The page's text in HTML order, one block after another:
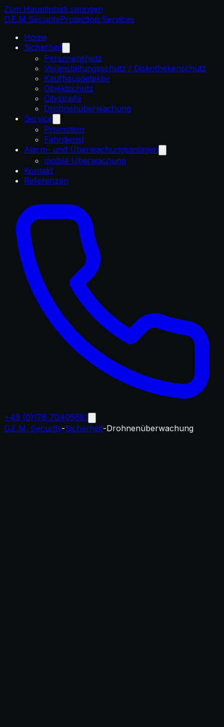
Zum Hauptinhalt springen
D.E.M SecurityProtection Services
Home
Sicherheit
Personenshutz
Veranstaltungsschutz / Diskothekenschutz
Kaufhausdetektiv
Objektsсhutz
Citystreife
Drohnenüberwachung
Service
Promotion
Fahrdienst
Alarm- und Überwachungsanlagen
mobile Überwachung
Kontakt
Referenzen
+49 (0)176 70405681
D.E.M. Security-Sicherheit-Drohnenüberwachung